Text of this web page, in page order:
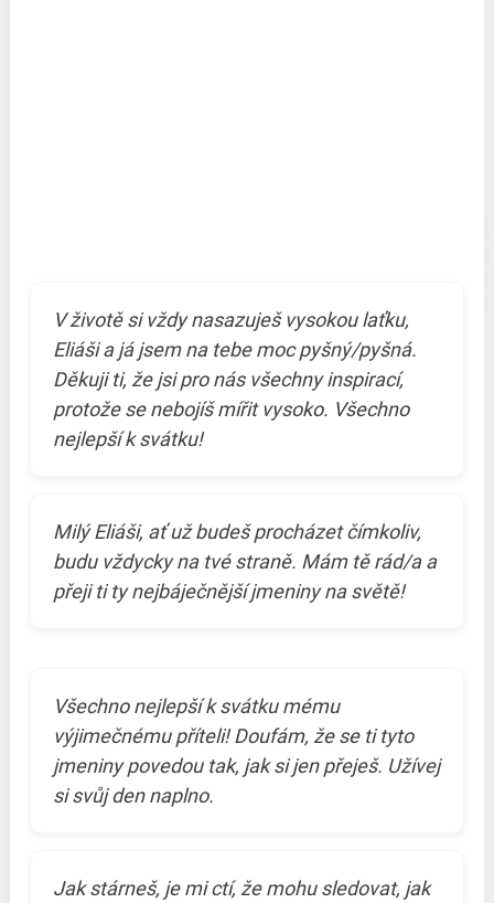
V životě si vždy nasazuješ vysokou laťku,
Eliáši a já jsem na tebe moc pyšný/pyšná.
Děkuji ti, že jsi pro nás všechny inspirací,
protože se nebojíš mířit vysoko. Všechno
nejlepší k svátku!
Milý Eliáši, ať už budeš procházet čímkoliv,
budu vždycky na tvé straně. Mám tě rád/a a
přeji ti ty nejbáječnější jmeniny na světě!
Všechno nejlepší k svátku mému
výjimečnému příteli! Doufám, že se ti tyto
jmeniny povedou tak, jak si jen přeješ. Užívej
si svůj den naplno.
Jak stárneš, je mi ctí, že mohu sledovat, jak